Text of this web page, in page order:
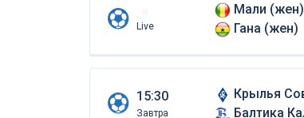
Live
Мали (жен)
Гана (жен)
15:30
Завтра
Крылья
Балтика